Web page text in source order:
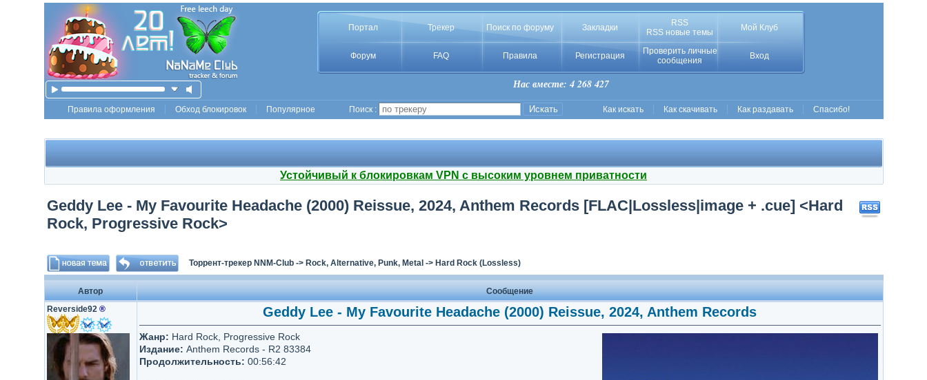
Портал Трекер Поиск по форуму Закладки
RSS
RSS новые темы
Мой Клуб
Форум FAQ Правила Регистрация
Проверить личные
сообщения
Вход
Нас вместе: 4 268 427
Правила оформления Обход блокировок Популярное Поиск : Как искать Как скачивать Как раздавать Спасибо!
Устойчивый к блокировкам VPN с высоким уровнем приватности
Geddy Lee - My Favourite Headache (2000) Reissue, 2024, Anthem Records [FLAC|Lossless|image + .cue] <Hard
Rock, Progressive Rock>
Торрент-трекер NNM-Club-> Rock, Alternative, Punk, Metal -> Hard Rock (Lossless)
Автор
Сообщение
Reverside92 ® Geddy Lee - My Favourite Headache (2000) Reissue, 2024, Anthem Records
Жанр: Hard Rock, Progressive Rock
Издание: Anthem Records - R2 83384
Продолжительность: 00:56:42